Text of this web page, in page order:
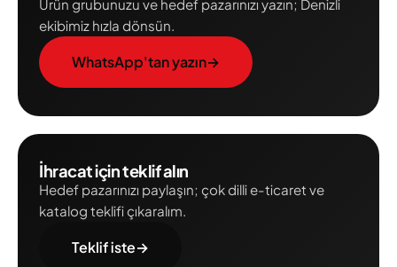
Ürün grubunuzu ve hedef pazarınızı yazın; Denizli
ekibimiz hızla dönsün.
WhatsApp'tan yazın→
İhracat için teklif alın
Hedef pazarınızı paylaşın; çok dilli e-ticaret ve
katalog teklifi çıkaralım.
Teklif iste→